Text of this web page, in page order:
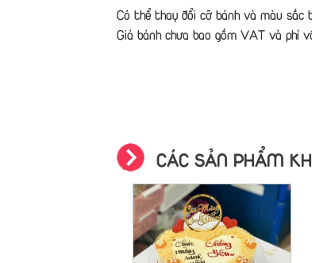
Có thể thay đổi cỡ bánh và màu sắc
Giá bánh chưa bao gồm VAT và phí
CÁC SẢN PHẨM